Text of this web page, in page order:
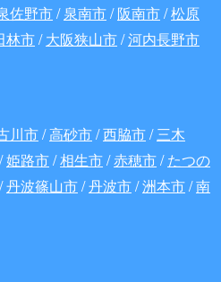
佐野市/泉南市/阪南市/松原
林市/大阪狭山市/河内長野市
川市/高砂市/西脇市/三木
/姫路市/相生市/赤穂市/たつの
/丹波篠山市/丹波市/洲本市/南